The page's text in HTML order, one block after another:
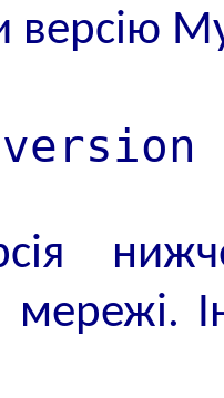
версію
мережі.